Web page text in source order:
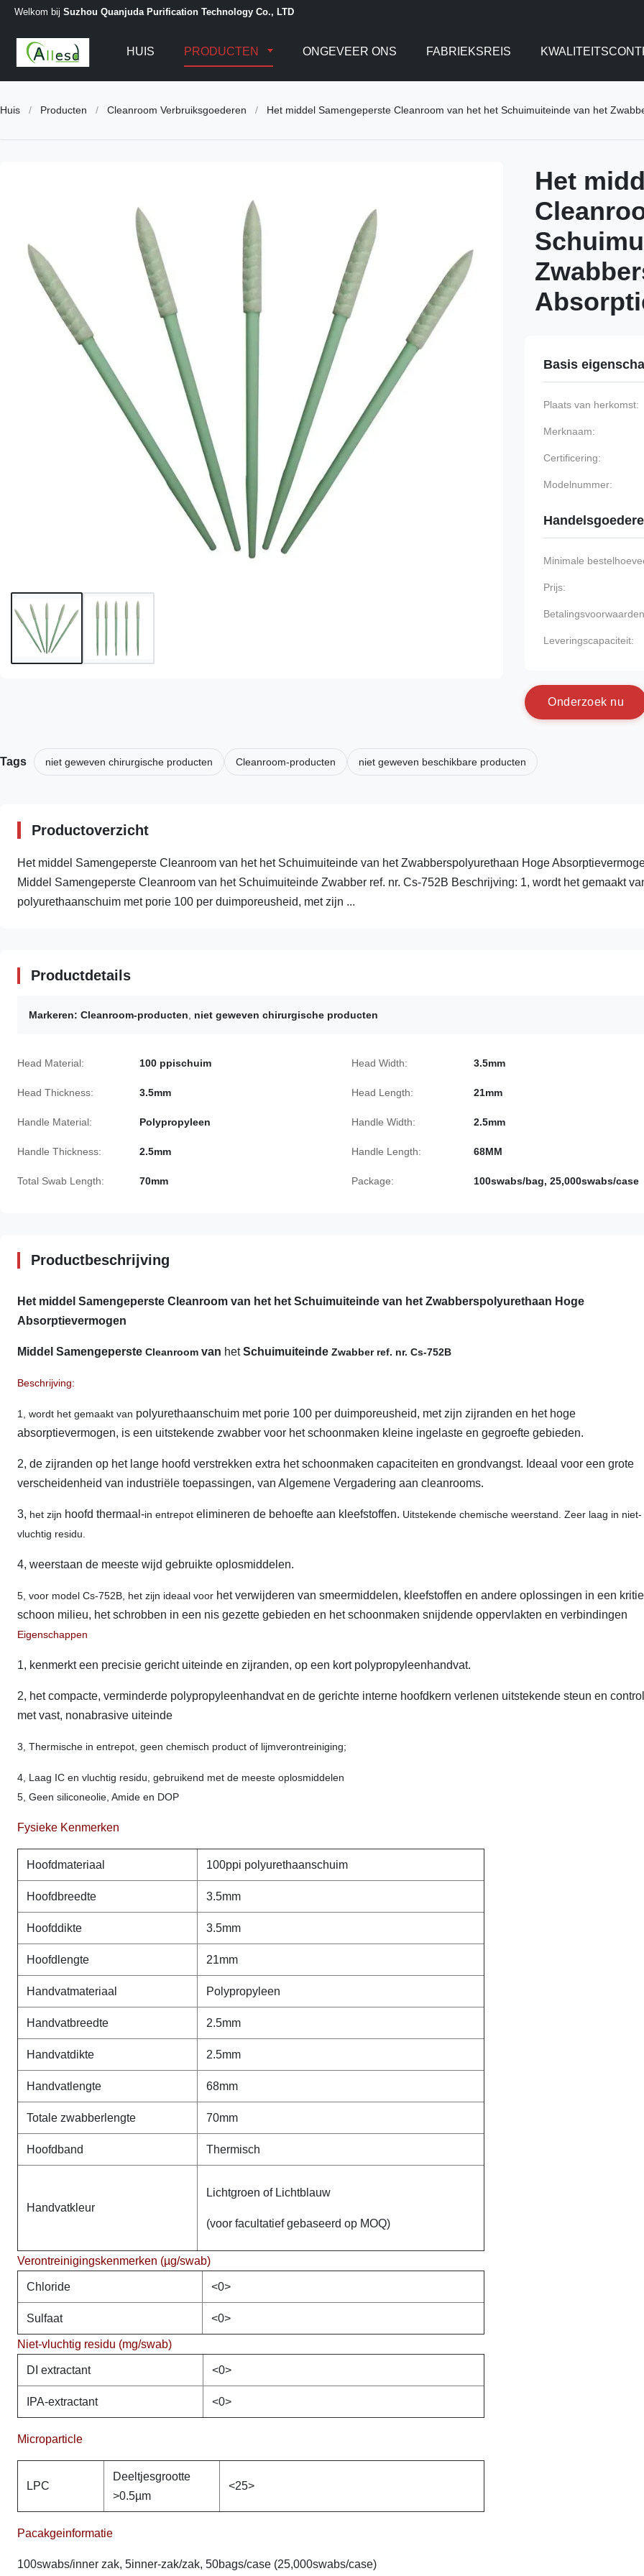
Welkom bij Suzhou Quanjuda Purification Technology Co., LTD
HUIS PRODUCTEN ONGEVEER ONS FABRIEKSREIS
Huis / Producten / Cleanroom Verbruiksgoederen / Het middel Samengeperste Cleanroom van het het Schuimuiteinde van het
Het
Basis
Plaats van herkomst:
Merknaam:
Certificering:
Modelnummer:
Minimale
Prijs:
Leveringscapaciteit:
Onderzoek nu
Tags niet geweven chirurgische producten Cleanroom-producten niet geweven beschikbare producten
Productoverzicht
Het middel Samengeperste Cleanroom van het het Schuimuiteinde van het Zwabberspolyurethaan Hoge
Middel Samengeperste Cleanroom van het Schuimuiteinde Zwabber ref. nr. Cs-752B Beschrijving: 1, wordt het gemaakt
polyurethaanschuim met porie 100 per duimporeusheid, met zijn ...
Productdetails
Markeren: Cleanroom-producten niet geweven chirurgische producten
Head Material: 100 ppischuim Head Width: 3.5mm
Head Thickness: 3.5mm Head Length: 21mm
Handle Material: Polypropyleen Handle Width: 2.5mm
Handle Thickness: 2.5mm Handle Length: 68MM
Total Swab Length: 70mm Package: 100swabs/bag, 25,000swabs/case
Productbeschrijving
Het middel Samengeperste Cleanroom van het het Schuimuiteinde van het Zwabberspolyurethaan Hoge
Absorptievermogen
Middel Samengeperste Cleanroom van hetSchuimuiteinde Zwabber ref. nr. Cs-752B
Beschrijving:
1, wordt het gemaakt van polyurethaanschuim met porie 100 per duimporeusheid, met zijn zijranden en het hoge
absorptievermogen, is een uitstekende zwabber voor het schoonmaken kleine ingelaste en gegroefte gebieden.
2, de zijranden op het lange hoofd verstrekken extra het schoonmaken capaciteiten en grondvangst. Ideaal voor een grote
verscheidenheid van industriële toepassingen, van Algemene Vergadering aan cleanrooms.
3, het zijn hoofd thermaal-in entrepot elimineren de behoefte aan kleefstoffen. Uitstekende chemische weerstand. Zeer laag in niet-
vluchtig residu.
4, weerstaan de meeste wijd gebruikte oplosmiddelen.
5, voor model Cs-752B, het zijn ideaal voor het verwijderen van smeermiddelen, kleefstoffen en andere oplossingen in een
schoon milieu, het schrobben in een nis gezette gebieden en het schoonmaken snijdende oppervlakten en verbindingen
Eigenschappen
1, kenmerkt een precisie gericht uiteinde en zijranden, op een kort polypropyleenhandvat.
2, het compacte, verminderde polypropyleenhandvat en de gerichte interne hoofdkern verlenen uitstekende steun en
met vast, nonabrasive uiteinde
3, Thermische in entrepot, geen chemisch product of lijmverontreiniging;
4, Laag IC en vluchtig residu, gebruikend met de meeste oplosmiddelen
5, Geen siliconeolie, Amide en DOP
Fysieke Kenmerken
Hoofdmateriaal 100ppi polyurethaanschuim
Hoofdbreedte 3.5mm
Hoofddikte 3.5mm
Hoofdlengte 21mm
Handvatmateriaal Polypropyleen
Handvatbreedte 2.5mm
Handvatdikte 2.5mm
Handvatlengte 68mm
Totale zwabberlengte 70mm
Hoofdband Thermisch
Handvatkleur
Lichtgroen of Lichtblauw
(voor facultatief gebaseerd op MOQ)
Verontreinigingskenmerken (µg/swab)
Chloride <0>
Sulfaat <0>
Niet-vluchtig residu (mg/swab)
DI extractant <0>
IPA-extractant <0>
Microparticle
LPC
Deeltjesgrootte
>0.5µm
<25>
Pacakgeinformatie
100swabs/inner zak, 5inner-zak/zak, 50bags/case (25,000swabs/case)